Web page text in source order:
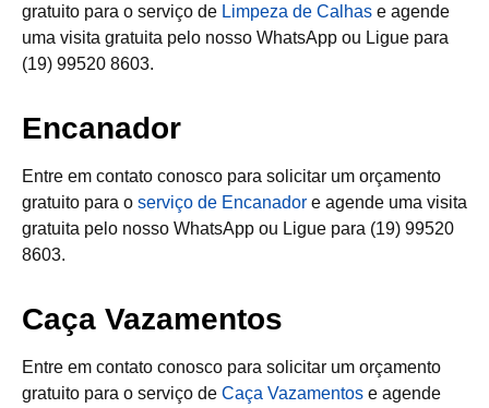
gratuito para o serviço de Limpeza de Calhas e agende
uma visita gratuita pelo nosso WhatsApp ou Ligue para
(19) 99520 8603.
Encanador
Entre em contato conosco para solicitar um orçamento
gratuito para o serviço de Encanador e agende uma visita
gratuita pelo nosso WhatsApp ou Ligue para (19) 99520
8603.
Caça Vazamentos
Entre em contato conosco para solicitar um orçamento
gratuito para o serviço de Caça Vazamentos e agende